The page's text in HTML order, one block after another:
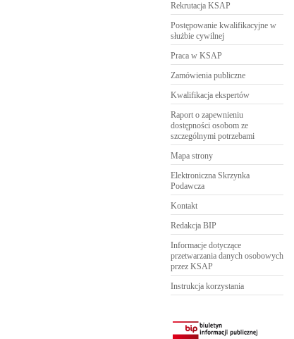
Rekrutacja KSAP
Postępowanie kwalifikacyjne w
służbie cywilnej
Praca w KSAP
Zamówienia publiczne
Kwalifikacja ekspertów
Raport o zapewnieniu
dostępności osobom ze
szczególnymi potrzebami
Mapa strony
Elektroniczna Skrzynka
Podawcza
Kontakt
Redakcja BIP
Informacje dotyczące
przetwarzania danych osobowych
przez KSAP
Instrukcja korzystania